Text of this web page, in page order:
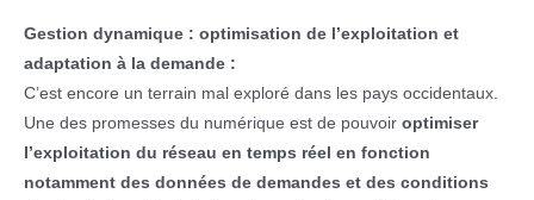
Gestion dynamique : optimisation de l’exploitation et
adaptation à la demande :
C’est encore un terrain mal exploré dans les pays occidentaux.
Une des promesses du numérique est de pouvoir optimiser
l’exploitation du réseau en temps réel en fonction
notamment des données de demandes et des conditions